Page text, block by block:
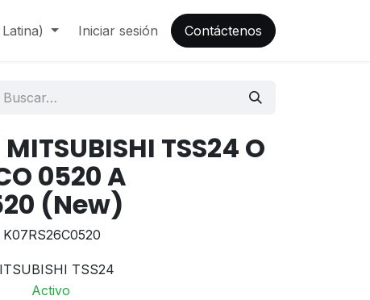
Iniciar sesión Contáctenos
TSS24 O
0520 A
(New)
TSS24
Activo